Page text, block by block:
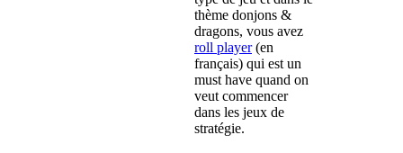
thème donjons &
dragons, vous avez
roll player(en
français) qui est un
must have quand on
veut commencer
dans les jeux de
stratégie.